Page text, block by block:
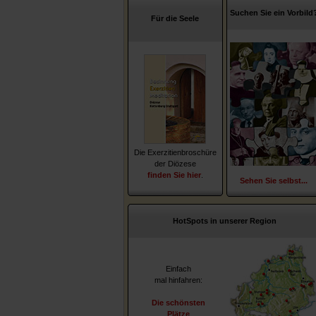
Für die Seele
Die Exerzitienbroschüre
der Diözese
finden Sie hier.
Suchen Sie ein
Sehen Sie selbst...
HotSpots in unserer Region
Einfach
mal hinfahren:
Die schönsten
Plätze